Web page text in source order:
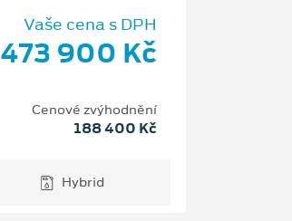
Vaše cena s DPH
473 900 Kč
Cenové zvýhodnění
188 400 Kč
Hybrid